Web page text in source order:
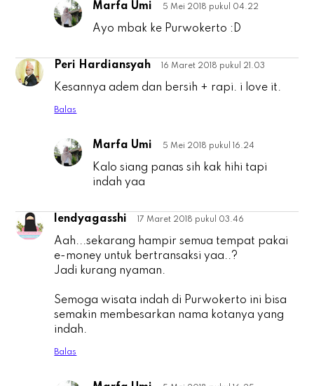
Z Marfa Umi 5 Mei 2018 pukul 04.22
Ayo mbak ke Purwokerto :D
P Peri Hardiansyah 16 Maret 2018 pukul 21.03
Kesannya adem dan bersih + rapi. i love it.
Balas
P Marfa Umi 5 Mei 2018 pukul 16.24
Kalo siang panas sih kak hihi tapi
indah yaa
lendyagasshi 17 Maret 2018 pukul 03.46
Aah...sekarang hampir semua tempat pakai
e-money untuk bertransaksi yaa..?
Jadi kurang nyaman.
Semoga wisata indah di Purwokerto ini bisa
semakin membesarkan nama kotanya yang
indah.
Balas